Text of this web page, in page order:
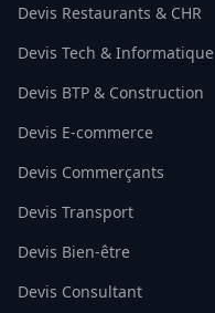
Devis Restaurants & CHR
Devis Tech & Informatique
Devis BTP & Construction
Devis E-commerce
Devis Commerçants
Devis Transport
Devis Bien-être
Devis Consultant